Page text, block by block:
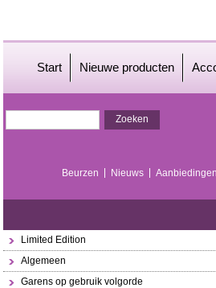
Start Nieuwe producten
Beurzen Nieuws Aanbiedingen
Limited Edition
Algemeen
Garens op gebruik volgorde